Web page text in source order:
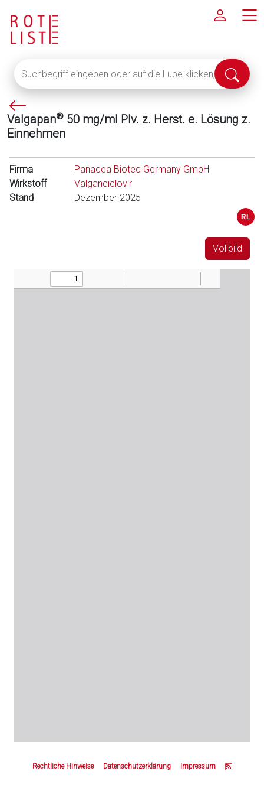
eingeben
oder
auf
die
Lupe
um
alle
Fachinformationen
Suche
P
f
e
l
l
i
n
Valgapan® 50 mg/ml Plv. z. Herst. e. Lösung z.
Einnehmen
Firma
Panacea Biotec Germany GmbH
Wirkstoff
Valganciclovir
Stand
Dezember 2025
Vollbild
Rechtliche Hinweise Datenschutzerklärung Impressum